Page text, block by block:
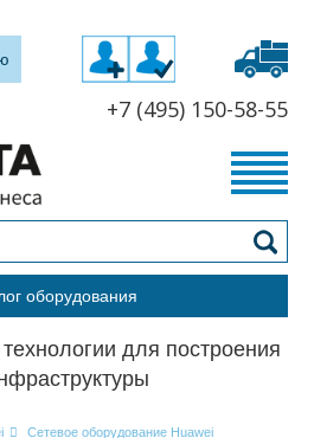
+7 (495) 150-58-55
оборудования
для построения
Сетевое оборудование Huawei